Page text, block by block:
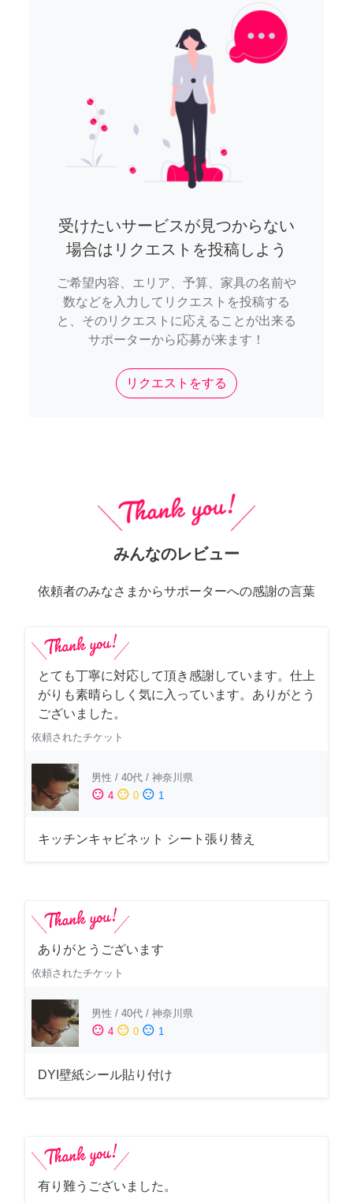
受けたいサービスが見つからない
場合はリクエストを投稿しよう
ご希望内容、エリア、予算、家具の名前や
数などを入力してリクエストを投稿する
と、そのリクエストに応えることが出来る
サポーターから応募が来ます！
リクエストをする
みんなのレビュー
依頼者のみなさまからサポーターへの感謝の言葉
とても丁寧に対応して頂き感謝しています。仕上
がりも素晴らしく気に入っています。ありがとう
ございました。
依頼されたチケット
男性 / 40代 / 神奈川県
sentiment_satisfied 4 sentiment_neutral 0 sentiment_dissatisfied 1
キッチンキャビネット シート張り替え
ありがとうございます
依頼されたチケット
男性 / 40代 / 神奈川県
sentiment_satisfied 4 sentiment_neutral 0 sentiment_dissatisfied 1
DYI壁紙シール貼り付け
有り難うございました。